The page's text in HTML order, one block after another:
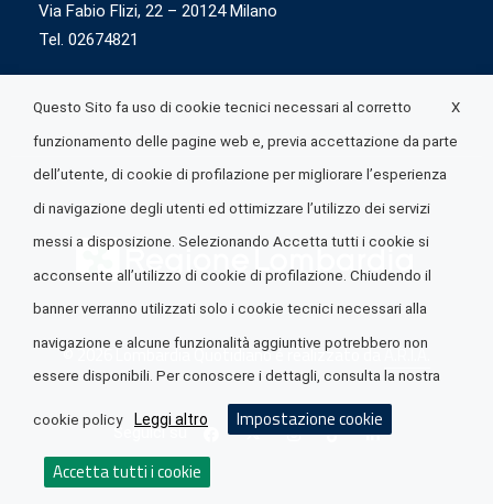
Via Fabio Flizi, 22 – 20124 Milano
Tel. 02674821
© 2026 Lombardia Quotidiano è realizzato daA.R.I.A.
Seguici su
X
Questo Sito fa uso di cookie tecnici necessari al corretto
funzionamento delle pagine web e, previa accettazione da parte
dell’utente, di cookie di profilazione per migliorare l’esperienza
di navigazione degli utenti ed ottimizzare l’utilizzo dei servizi
messi a disposizione. Selezionando Accetta tutti i cookie si
acconsente all’utilizzo di cookie di profilazione. Chiudendo il
banner verranno utilizzati solo i cookie tecnici necessari alla
navigazione e alcune funzionalità aggiuntive potrebbero non
essere disponibili. Per conoscere i dettagli, consulta la nostra
cookie policy Leggi altro Impostazione cookie
Accetta tutti i cookie